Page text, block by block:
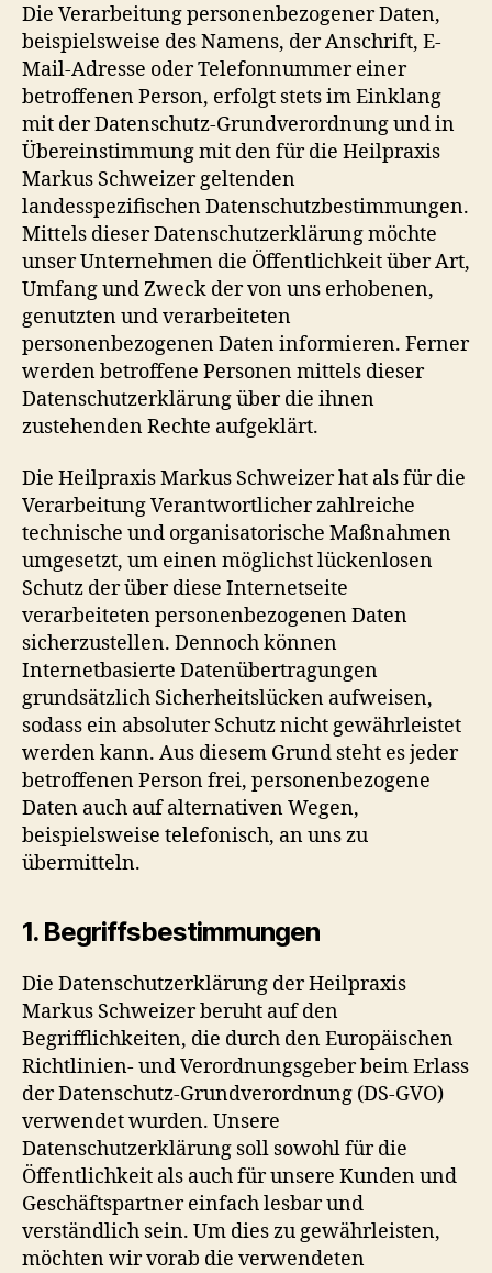
Die Verarbeitung personenbezogener Daten,
beispielsweise des Namens, der Anschrift, E-
Mail-Adresse oder Telefonnummer einer
betroffenen Person, erfolgt stets im Einklang
mit der Datenschutz-Grundverordnung und in
Übereinstimmung mit den für die Heilpraxis
Markus Schweizer geltenden
landesspezifischen Datenschutzbestimmungen.
Mittels dieser Datenschutzerklärung möchte
unser Unternehmen die Öffentlichkeit über Art,
Umfang und Zweck der von uns erhobenen,
genutzten und verarbeiteten
personenbezogenen Daten informieren. Ferner
werden betroffene Personen mittels dieser
Datenschutzerklärung über die ihnen
zustehenden Rechte aufgeklärt.
Die Heilpraxis Markus Schweizer hat als für die
Verarbeitung Verantwortlicher zahlreiche
technische und organisatorische Maßnahmen
umgesetzt, um einen möglichst lückenlosen
Schutz der über diese Internetseite
verarbeiteten personenbezogenen Daten
sicherzustellen. Dennoch können
Internetbasierte Datenübertragungen
grundsätzlich Sicherheitslücken aufweisen,
sodass ein absoluter Schutz nicht gewährleistet
werden kann. Aus diesem Grund steht es jeder
betroffenen Person frei, personenbezogene
Daten auch auf alternativen Wegen,
beispielsweise telefonisch, an uns zu
übermitteln.
1. Begriffsbestimmungen
Die Datenschutzerklärung der Heilpraxis
Markus Schweizer beruht auf den
Begrifflichkeiten, die durch den Europäischen
Richtlinien- und Verordnungsgeber beim Erlass
der Datenschutz-Grundverordnung (DS-GVO)
verwendet wurden. Unsere
Datenschutzerklärung soll sowohl für die
Öffentlichkeit als auch für unsere Kunden und
Geschäftspartner einfach lesbar und
verständlich sein. Um dies zu gewährleisten,
möchten wir vorab die verwendeten